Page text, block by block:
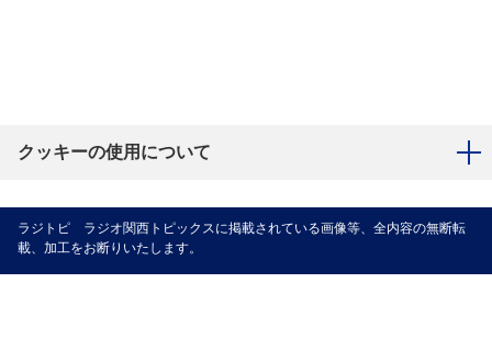
クッキーの使用について
ラジトピ ラジオ関西トピックスに掲載されている画像等、全内容の無断転
載、加工をお断りいたします。